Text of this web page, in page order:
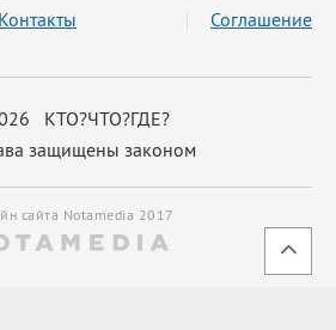
КТО?ЧТО?ГДЕ?
защищены законом
Контакты Соглашение
сайта Notamedia 2017